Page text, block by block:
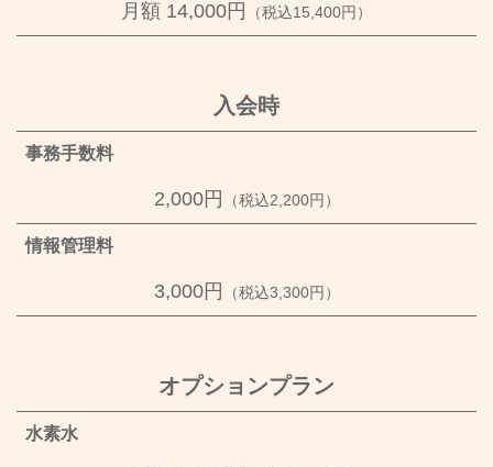
月額 14,000円 （税込15,400円）
入会時
事務手数料
2,000円 （税込2,200円）
情報管理料
3,000円 （税込3,300円）
オプションプラン
水素水